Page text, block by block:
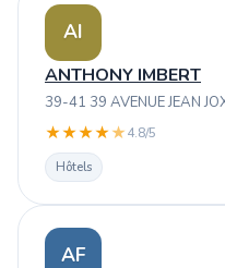
AI
ANTHONY IMBERT
39-41 39 AVENUE JEAN
★★★★★4.8/5
Hôtels
AF